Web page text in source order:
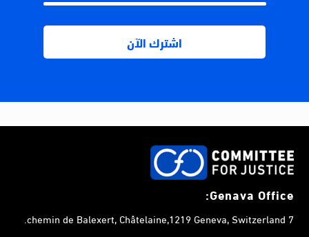
Genava Office:
7 chemin de Balexert, Châtelaine,1219 Geneva, Switzerland.